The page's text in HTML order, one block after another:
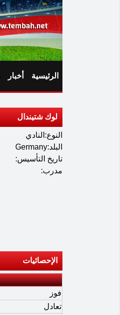
الرئيسية أخبار
لوك شتيندال
النوع:النادي
البلد:Germany
تاريخ التأسيس:
مدرب:
الإحصائيات
فوز
تعادل